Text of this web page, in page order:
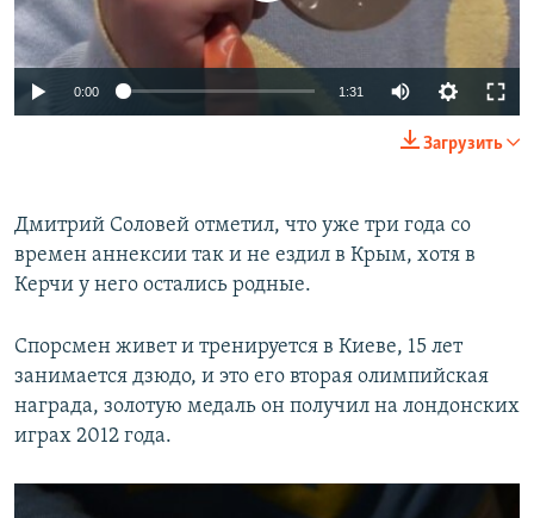
0:00 1:31
Загрузить
Дмитрий Соловей отметил, что уже три года со
времен аннексии так и не ездил в Крым, хотя в
Керчи у него остались родные.
Спорсмен живет и тренируется в Киеве, 15 лет
занимается дзюдо, и это его вторая олимпийская
награда, золотую медаль он получил на лондонских
играх 2012 года.